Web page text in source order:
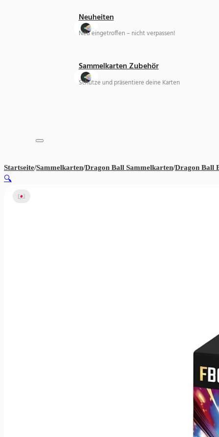
Neuheiten
Neu eingetroffen – nicht verpassen!
Sammelkarten Zubehör
Schütze und präsentiere deine Karten
Startseite/Sammelkarten/Dragon Ball Sammelkarten/Dragon Ball
🔍